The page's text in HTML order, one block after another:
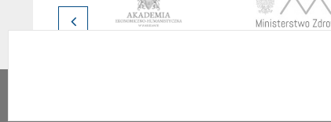
Wszelkie Prawa Zastrzeżone.